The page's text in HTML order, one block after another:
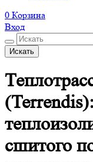
0 Корзина
Вход
Искать
сшитого